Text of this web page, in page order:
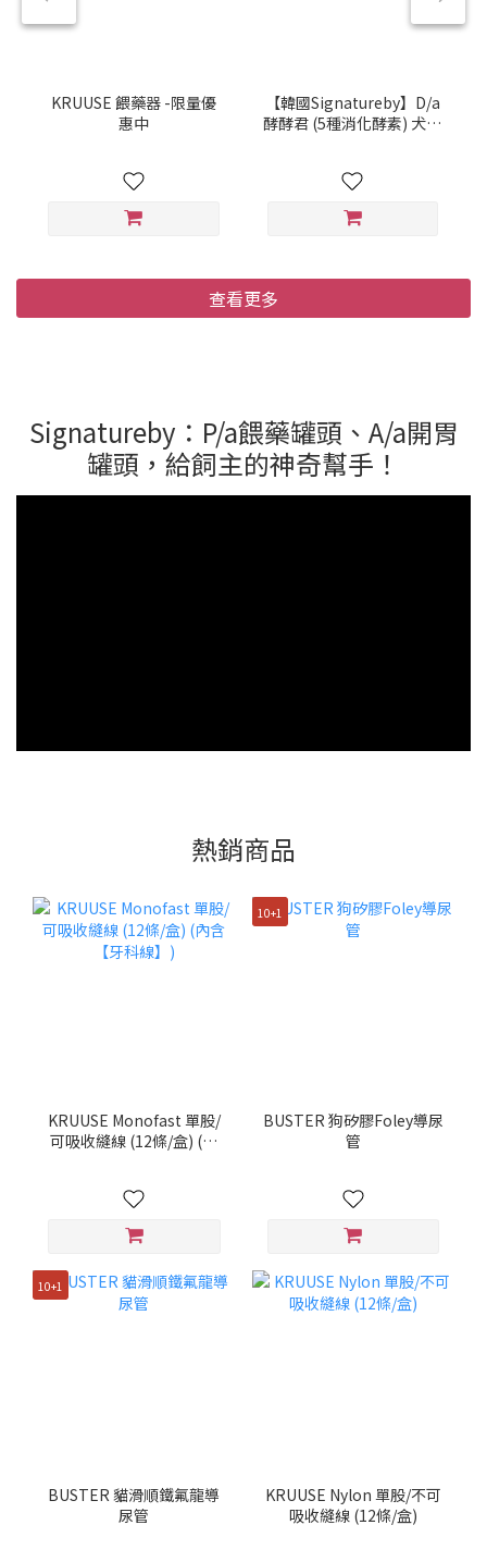
KRUUSE 餵藥器 -限量優
惠中
【韓國Signatureby】D/a
酵酵君 (5種消化酵素) 犬貓
查看更多
Signatureby：P/a餵藥罐頭、A/a開胃
罐頭，給飼主的神奇幫手！
熱銷商品
KRUUSE Monofast 單股/
可吸收縫線 (12條/盒) (內
10+1
BUSTER 狗矽膠Foley導尿
管
10+1
BUSTER 貓滑順鐵氟龍導
尿管
KRUUSE Nylon 單股/不可
吸收縫線 (12條/盒)